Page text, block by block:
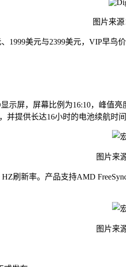
图片来
1999美元与2399美元，VIP早鸟
示屏，屏幕比例为16:10，峰
并提供长达16小时的电池续航时间
图片来
刷新率。产品支持AMD
图片来